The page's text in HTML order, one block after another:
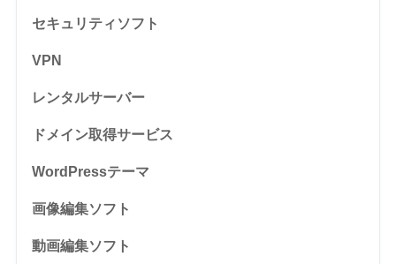
セキュリティソフト
VPN
レンタルサーバー
ドメイン取得サービス
WordPressテーマ
画像編集ソフト
動画編集ソフト